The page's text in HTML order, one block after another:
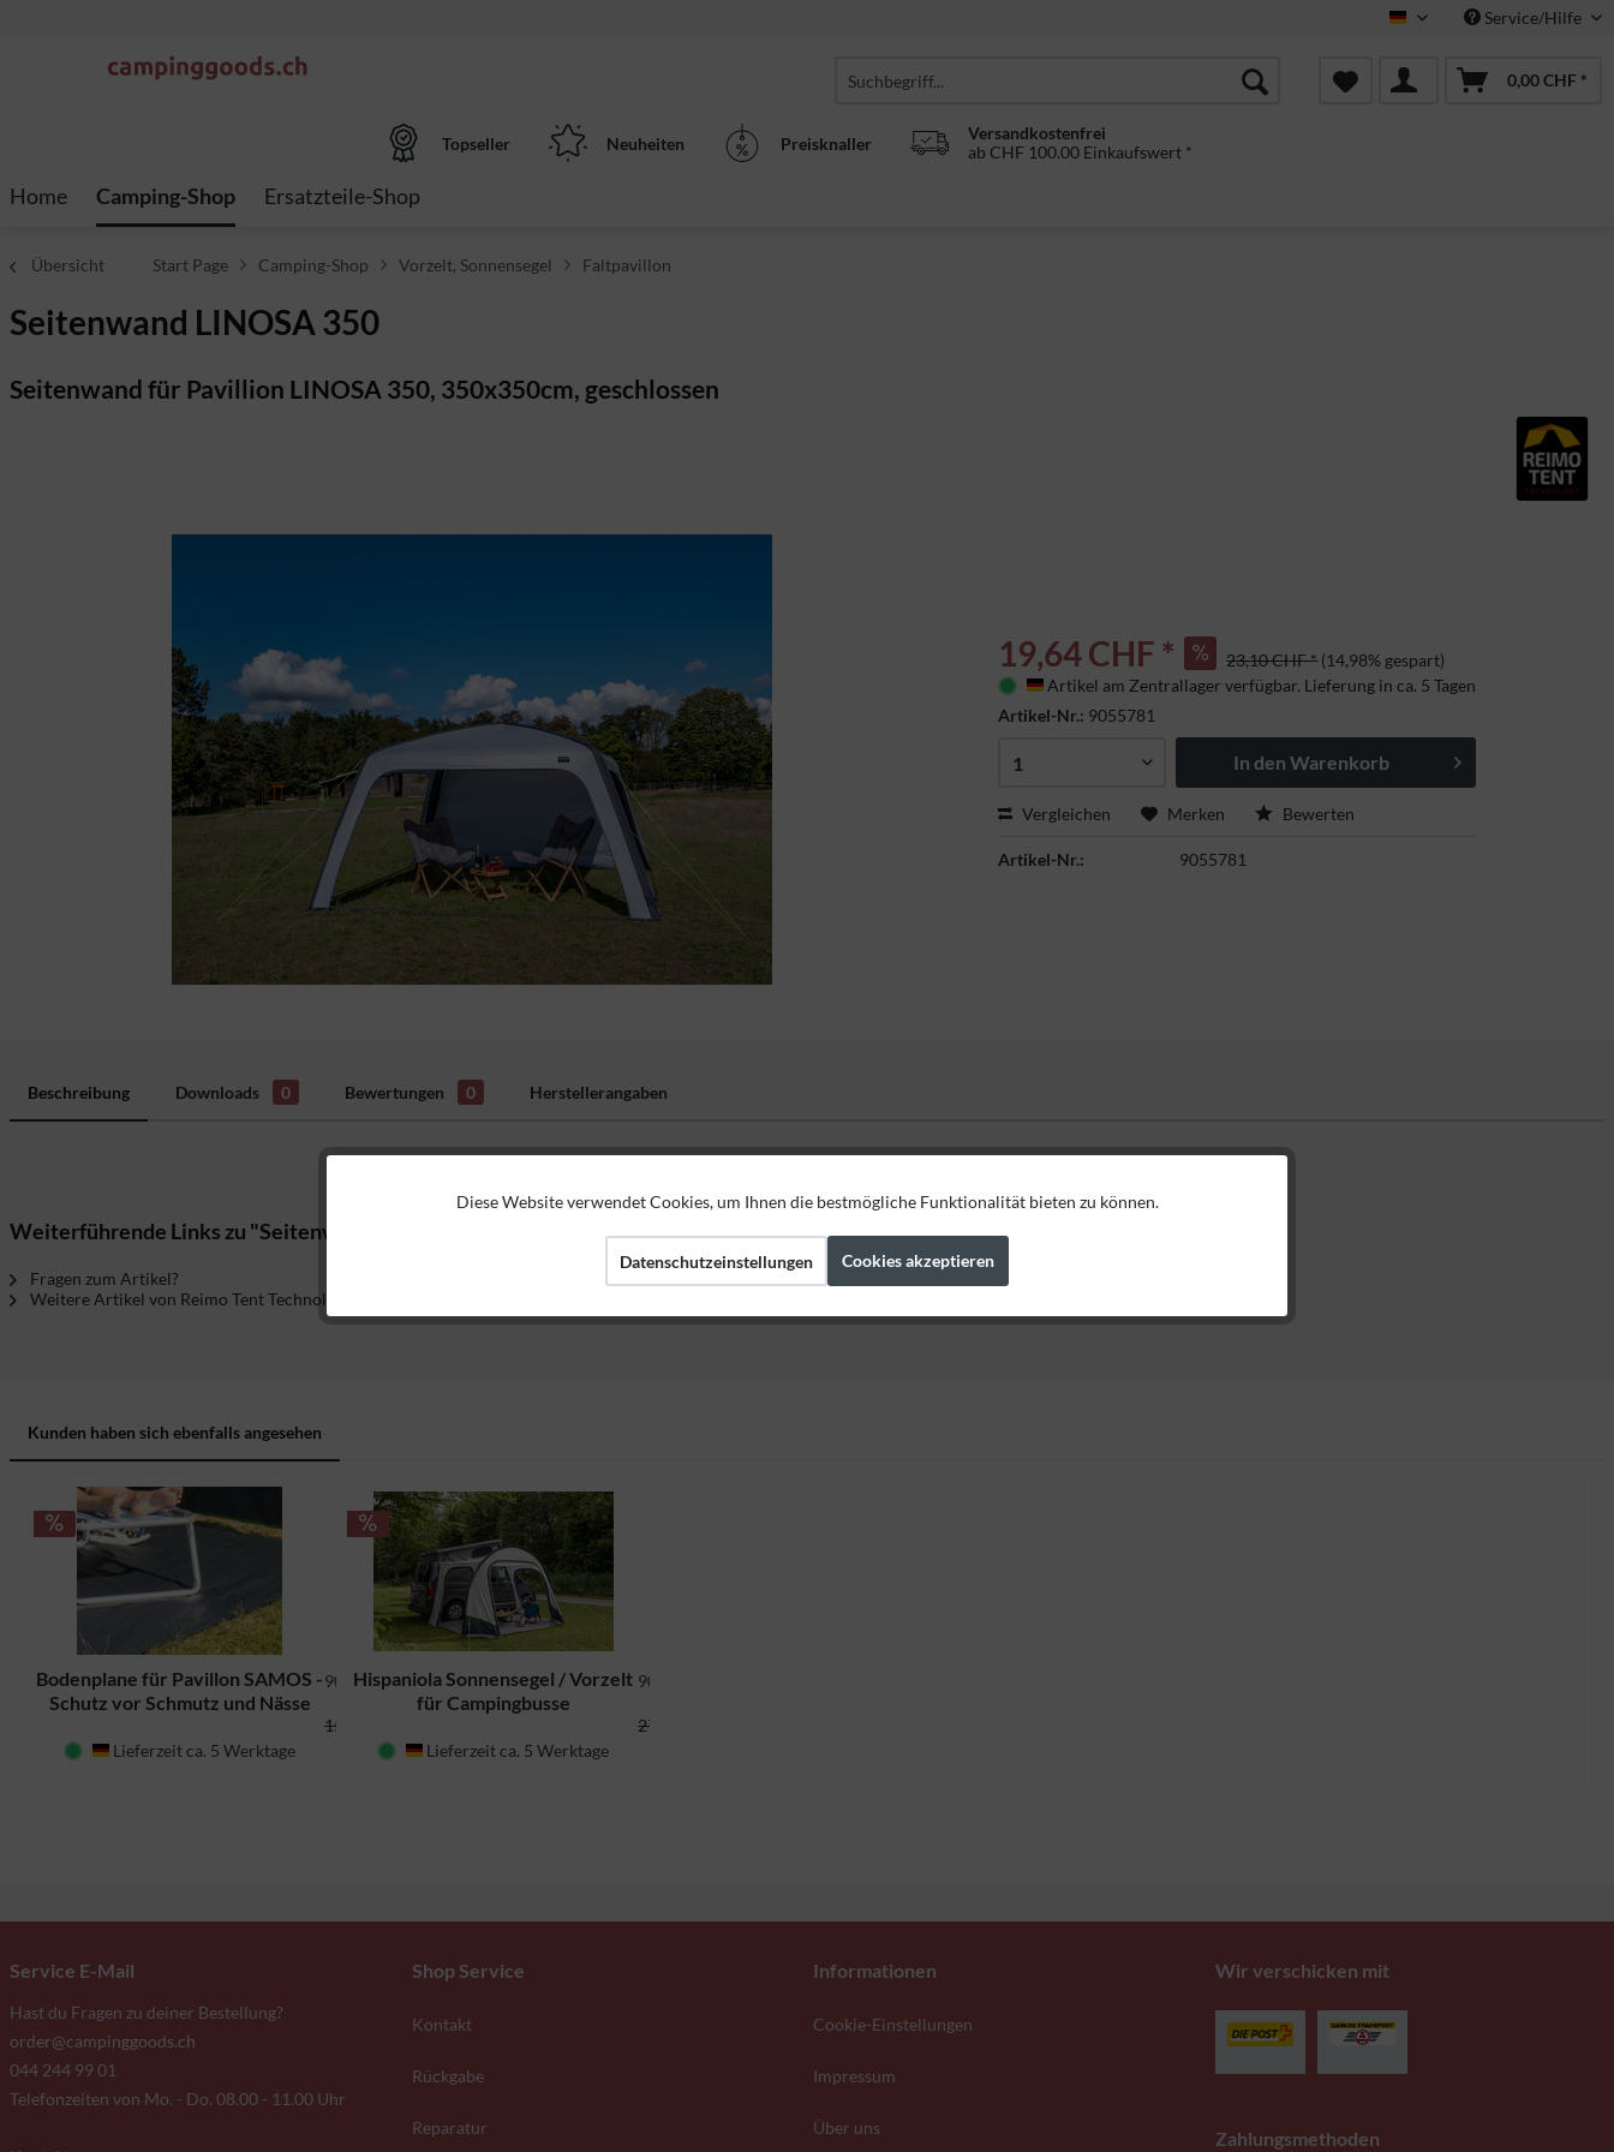
Deutsch Service/Hilfe
0,00 CHF *
Topseller Neuheiten Preisknaller
Versandkostenfrei
ab CHF 100.00 Einkaufswert *
Home Camping-Shop Ersatzteile-Shop
Übersicht Start Page Camping-Shop Vorzelt, Sonnensegel Faltpavillon
Seitenwand LINOSA 350
Seitenwand für Pavillion LINOSA 350, 350x350cm, geschlossen
19,64 CHF * 23,10 CHF * (14,98% gespart)
Deutschland
Artikel am Zentrallager verfügbar. Lieferung in ca. 5 Tagen
Artikel-Nr.: 9055781
In den Warenkorb
Vergleichen Merken Bewerten
Artikel-Nr.: 9055781
Beschreibung Downloads 0 Bewertungen 0 Herstellerangaben
Weiterführende Links zu "Seitenwand LINOSA 350"
Fragen zum Artikel?
Weitere Artikel von Reimo Tent Technology
Kunden haben sich ebenfalls angesehen
Bodenplane für Pavillon SAMOS -
Schutz vor Schmutz und Nässe
905531
15,70 CHF *
Deutschland
Lieferzeit ca. 5 Werktage
Hispaniola Sonnensegel / Vorzelt
für Campingbusse
90687
275,00 CHF *
Deutschland
Lieferzeit ca. 5 Werktage
Service E-Mail
Hast du Fragen zu deiner Bestellung?
order@campinggoods.ch
044 244 99 01
Telefonzeiten von Mo. - Do. 08.00 - 11.00 Uhr
Shop Service
Kontakt
Rückgabe
Reparatur
Informationen
Cookie-Einstellungen
Impressum
Über uns
Wir verschicken mit
Zahlungsmethoden
Aktiv
Diese Website verwendet Cookies, um Ihnen die bestmögliche Funktionalität bieten zu können.
Datenschutzeinstellungen Cookies akzeptieren